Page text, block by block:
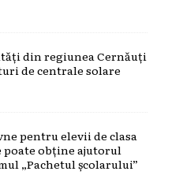
din regiunea Cernăuți
de centrale solare
pentru elevii de clasa
poate obține ajutorul
„Pachetul școlarului”